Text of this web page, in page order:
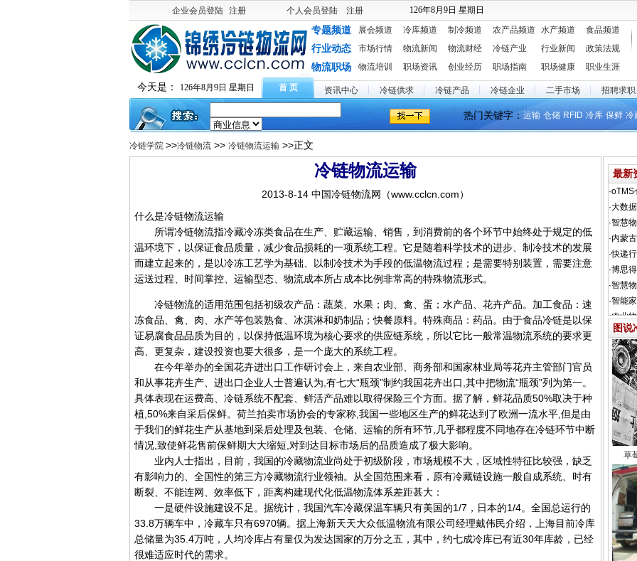
企业会员登陆 注册 个人会员登陆 注册 126年8月9日 星期日
专题频道 展会频道 冷库频道 制冷频道 农产品频道 水产频道 食品频道
行业动态 市场行情 物流新闻 物流财经 冷链产业 行业新闻 政策法规
物流职场 物流培训 职场资讯 创业经历 职场指南 职场健康 职业生涯
今天是： 126年8月9日 星期日 首 页 资讯中心 冷链供求 冷链产品 冷链企业 二手市场 招聘求职
热门关键字： 运输 仓储 RFID 冷库 保鲜 冷
冷链学院 >>冷链物流 >> 冷链物流运输 >>正文
冷链物流运输
2013-8-14 中国冷链物流网（www.cclcn.com）
什么是冷链物流运输
所谓冷链物流指冷藏冷冻类食品在生产、贮藏运输、销售，到消费前的各个环节中始终处于规定的低
温环境下，以保证食品质量，减少食品损耗的一项系统工程。它是随着科学技术的进步、制冷技术的发展
而建立起来的，是以冷冻工艺学为基础、以制冷技术为手段的低温物流过程；是需要特别装置，需要注意
运送过程、时间掌控、运输型态、物流成本所占成本比例非常高的特殊物流形式。
冷链物流的适用范围包括初级农产品：蔬菜、水果；肉、禽、蛋；水产品、花卉产品。加工食品：速
冻食品、禽、肉、水产等包装熟食、冰淇淋和奶制品；快餐原料。特殊商品：药品。由于食品冷链是以保
证易腐食品品质为目的，以保持低温环境为核心要求的供应链系统，所以它比一般常温物流系统的要求更
高、更复杂，建设投资也要大很多，是一个庞大的系统工程。
在今年举办的全国花卉进出口工作研讨会上，来自农业部、商务部和国家林业局等花卉主管部门官员
和从事花卉生产、进出口企业人士普遍认为,有七大“瓶颈”制约我国花卉出口,其中把物流“瓶颈”列为第一。
具体表现在运费高、冷链系统不配套、鲜活产品难以取得保险三个方面。据了解，鲜花品质50%取决于种
植,50%来自采后保鲜。荷兰拍卖市场协会的专家称,我国一些地区生产的鲜花达到了欧洲一流水平,但是由
于我们的鲜花生产从基地到采后处理及包装、仓储、运输的所有环节,几乎都程度不同地存在冷链环节中断
情况,致使鲜花售前保鲜期大大缩短,对到达目标市场后的品质造成了极大影响。
业内人士指出，目前，我国的冷藏物流业尚处于初级阶段，市场规模不大，区域性特征比较强，缺乏
有影响力的、全国性的第三方冷藏物流行业领袖。从全国范围来看，原有冷藏链设施一般自成系统、时有
断裂、不能连网、效率低下，距离构建现代化低温物流体系差距甚大：
一是硬件设施建设不足。据统计，我国汽车冷藏保温车辆只有美国的1/7，日本的1/4。全国总运行的
33.8万辆车中，冷藏车只有6970辆。据上海新天天大众低温物流有限公司经理戴伟民介绍，上海目前冷库
总储量为35.4万吨，人均冷库占有量仅为发达国家的万分之五，其中，约七成冷库已有近30年库龄，已经
很难适应时代的需求。
最新
图说
草